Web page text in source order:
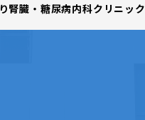
腎臓・糖尿病内科クリニック